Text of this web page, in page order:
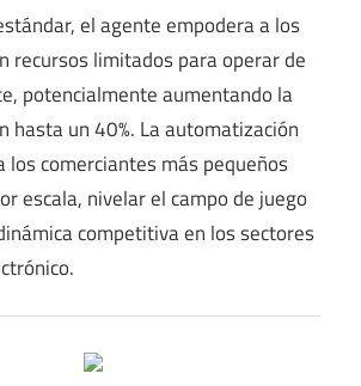
el agente empodera a los
recursos limitados para operar de
potencialmente aumentando la
hasta un 40%. La automatización
los comerciantes más pequeños
escala, nivelar el campo de juego
competitiva en los sectores